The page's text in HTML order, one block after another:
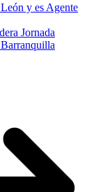
y es Agente
Jornada